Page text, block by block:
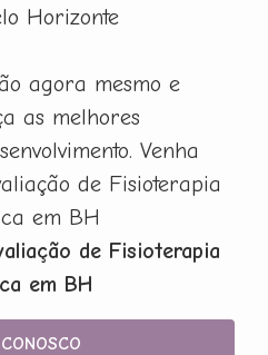
Horizonte
agora mesmo e
as melhores
Venha
de Fisioterapia
em BH
de Fisioterapia
em BH